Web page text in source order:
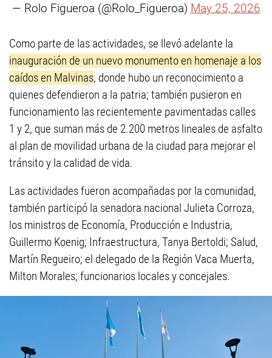
— Rolo Figueroa (@Rolo_Figueroa) May 25, 2026
Como parte de las actividades, se llevó adelante la
inauguración de un nuevo monumento en homenaje a los
caídos en Malvinas, donde hubo un reconocimiento a
quienes defendieron a la patria; también pusieron en
funcionamiento las recientemente pavimentadas calles
1 y 2, que suman más de 2.200 metros lineales de asfalto
al plan de movilidad urbana de la ciudad para mejorar el
tránsito y la calidad de vida.
Las actividades fueron acompañadas por la comunidad,
también participó la senadora nacional Julieta Corroza,
los ministros de Economía, Producción e Industria,
Guillermo Koenig; Infraestructura, Tanya Bertoldi; Salud,
Martín Regueiro; el delegado de la Región Vaca Muerta,
Milton Morales; funcionarios locales y concejales.